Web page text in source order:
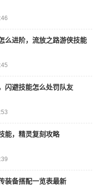
么进阶，流放之路游侠技能
闪避技能怎么处罚队友
能，精灵复刻攻略
装备搭配一览表最新